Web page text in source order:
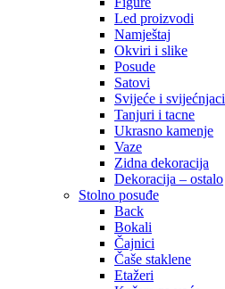
Led proizvodi
Namještaj
Okviri i slike
Posude
Satovi
Svijeće i svijećnjaci
Tanjuri i tacne
Ukrasno kamenje
Vaze
Zidna dekoracija
Dekoracija – ostalo
Stolno posuđe
Back
Bokali
Čajnici
Čaše staklene
Etažeri